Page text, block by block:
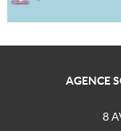
AGENCE
8